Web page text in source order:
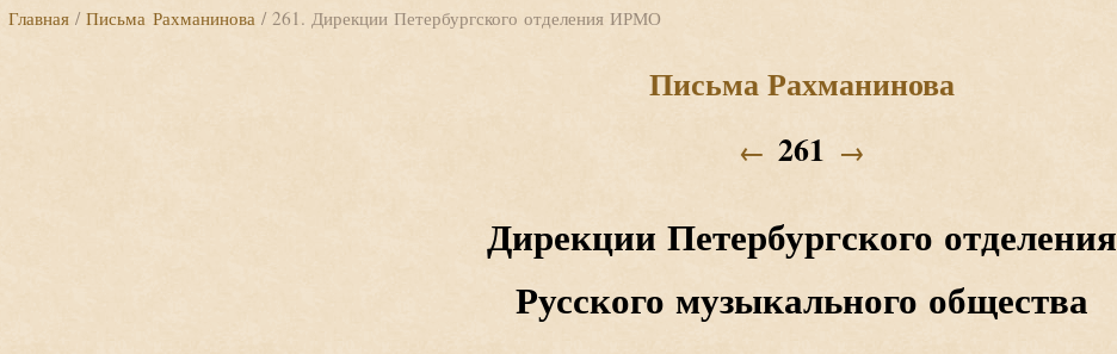
Главная /Письма Рахманинова/ 261. Дирекции Петербургского отделения ИРМО
Письма Рахманинова
← 261 →
Дирекции Петербургского отделения
Русского музыкального общества